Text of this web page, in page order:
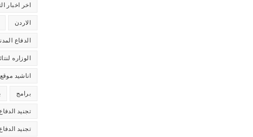
اخر اخبار
الاردن
الدفاع
الوزاره
اناشيد
برامج
تجنيد الدفاع
تجنيد